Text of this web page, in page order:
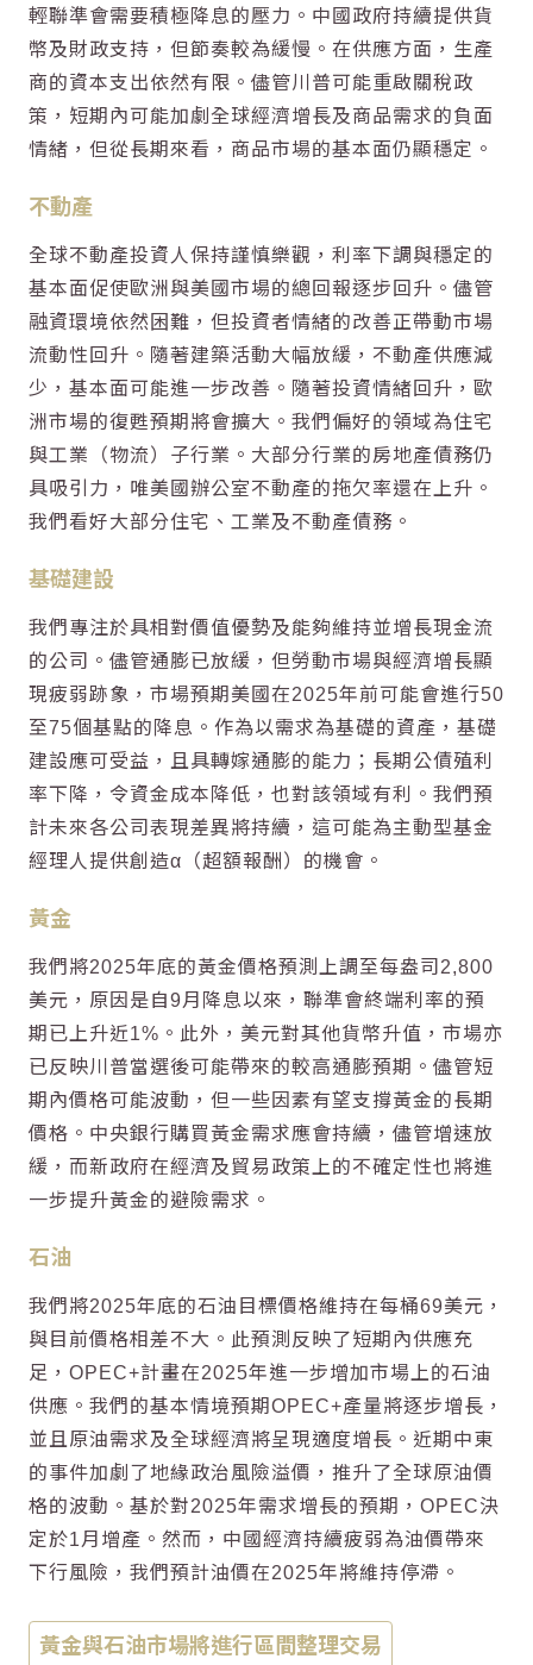
輕聯準會需要積極降息的壓力。中國政府持續提供貨
幣及財政支持，但節奏較為緩慢。在供應方面，生產
商的資本支出依然有限。儘管川普可能重啟關稅政
策，短期內可能加劇全球經濟增長及商品需求的負面
情緒，但從長期來看，商品市場的基本面仍顯穩定。
不動產
全球不動產投資人保持謹慎樂觀，利率下調與穩定的
基本面促使歐洲與美國市場的總回報逐步回升。儘管
融資環境依然困難，但投資者情緒的改善正帶動市場
流動性回升。隨著建築活動大幅放緩，不動產供應減
少，基本面可能進一步改善。隨著投資情緒回升，歐
洲市場的復甦預期將會擴大。我們偏好的領域為住宅
與工業（物流）子行業。大部分行業的房地產債務仍
具吸引力，唯美國辦公室不動產的拖欠率還在上升。
我們看好大部分住宅、工業及不動產債務。
基礎建設
我們專注於具相對價值優勢及能夠維持並增長現金流
的公司。儘管通膨已放緩，但勞動市場與經濟增長顯
現疲弱跡象，市場預期美國在2025年前可能會進行50
至75個基點的降息。作為以需求為基礎的資產，基礎
建設應可受益，且具轉嫁通膨的能力；長期公債殖利
率下降，令資金成本降低，也對該領域有利。我們預
計未來各公司表現差異將持續，這可能為主動型基金
經理人提供創造α（超額報酬）的機會。
黃金
我們將2025年底的黃金價格預測上調至每盎司2,800
美元，原因是自9月降息以來，聯準會終端利率的預
期已上升近1%。此外，美元對其他貨幣升值，市場亦
已反映川普當選後可能帶來的較高通膨預期。儘管短
期內價格可能波動，但一些因素有望支撐黃金的長期
價格。中央銀行購買黃金需求應會持續，儘管增速放
緩，而新政府在經濟及貿易政策上的不確定性也將進
一步提升黃金的避險需求。
石油
我們將2025年底的石油目標價格維持在每桶69美元，
與目前價格相差不大。此預測反映了短期內供應充
足，OPEC+計畫在2025年進一步增加市場上的石油
供應。我們的基本情境預期OPEC+產量將逐步增長，
並且原油需求及全球經濟將呈現適度增長。近期中東
的事件加劇了地緣政治風險溢價，推升了全球原油價
格的波動。基於對2025年需求增長的預期，OPEC決
定於1月增產。然而，中國經濟持續疲弱為油價帶來
下行風險，我們預計油價在2025年將維持停滯。
黃金與石油市場將進行區間整理交易